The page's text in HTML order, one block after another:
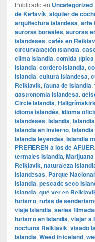
Publicado en Uncategorized |
de Keflavík, alquiler de
arquitectura islandesa, arte
auroras boreales, auroras
islandeses, cafés en
circunvalación Islandia,
clima Islandia, comida
Islandia, cordero Islandia,
Islandia, cultura islandesa,
Reikiavik, fauna de Islandia,
gastronomía islandesa,
Circle Islandia,
idioma islandés, idioma
islandeses, Islandia,
Islandia en invierno,
Islandia leyendas, Islandia
PREFIEREN a los de
termales Islandia,
Reikiavik, naturaleza
islandesas, Parque
Islandia, pescado seco
Islandia, qué ver en
turismo, rutas de
viaje Islandia, series
turismo en Islandia, viajar a
nocturna Reikiavik, visado
Islandia, Weed in iceland,